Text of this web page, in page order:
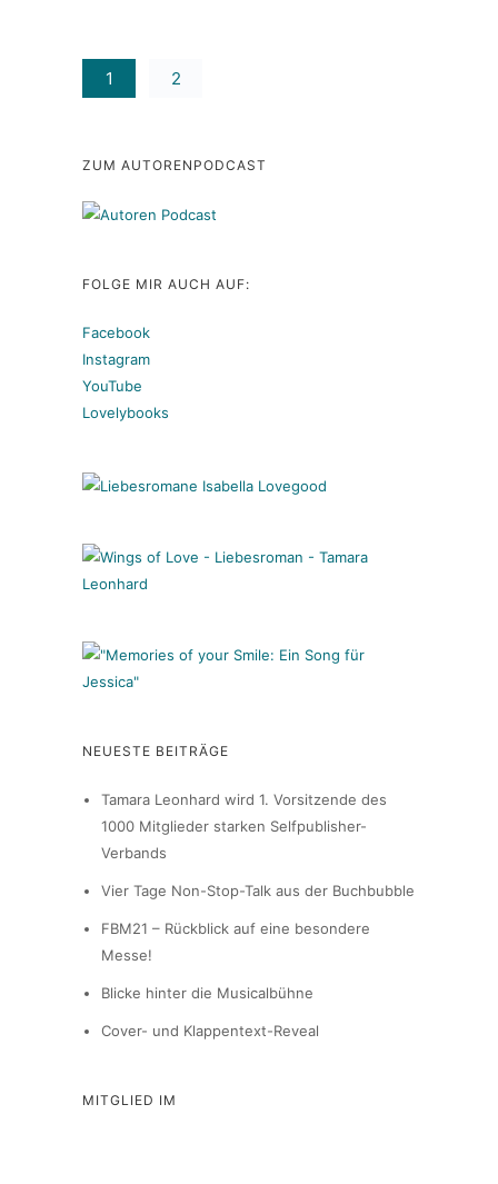
1 2
ZUM AUTORENPODCAST
FOLGE MIR AUCH AUF:
Facebook
Instagram
YouTube
Lovelybooks
NEUESTE BEITRÄGE
Tamara Leonhard wird 1. Vorsitzende des
1000 Mitglieder starken Selfpublisher-
Verbands
Vier Tage Non-Stop-Talk aus der Buchbubble
FBM21 – Rückblick auf eine besondere
Messe!
Blicke hinter die Musicalbühne
Cover- und Klappentext-Reveal
MITGLIED IM